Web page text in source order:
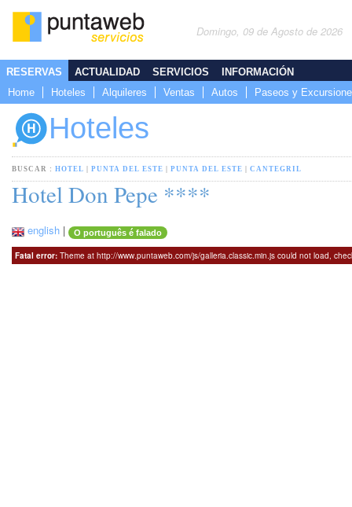
Domingo, 09 de Agosto de 2026
RESERVAS
Home
Hoteles Alquileres Ventas Autos Paseos y
ACTUALIDAD SERVICIOS INFORMACIÓN
Hoteles
BUSCAR : HOTEL PUNTA DEL ESTE PUNTA DEL ESTE CANTEGRIL
Hotel Don Pepe ****
english | O português é falado
Fatal error: Theme at http://www.puntaweb.com/js/galleria.classic.min.js could not load,